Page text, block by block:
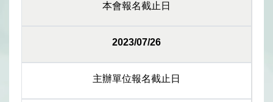
本會報名截止日
2023/07/26
主辦單位報名截止日